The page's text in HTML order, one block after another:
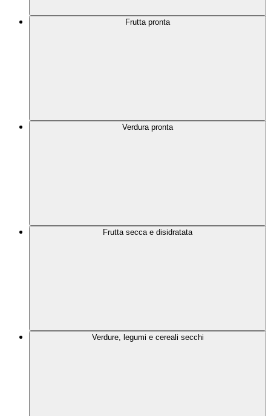
Frutta pronta
Verdura pronta
Frutta secca e disidratata
Verdure, legumi e cereali secchi